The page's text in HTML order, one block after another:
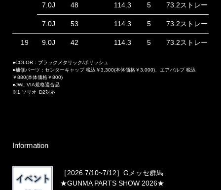
7.0J 48 114.3 5 73.2ストレート
7.0J 53 114.3 5 73.2ストレート
19 9.0J 42 114.3 5 73.2ストレート
●COLOR：ブラックメタリック/ポリッシュ
●補修パーツ：センターキャップ 税込￥3,300(本体価格￥3,000)、エアバルブ 税込
￥880(本体価格￥800)
●JWL VIA規格適合品
※1 ソリオ･D2対応
Information
［2026.7/10~7/12］Gメッセ群馬
★GUNMA PARTS SHOW 2026★